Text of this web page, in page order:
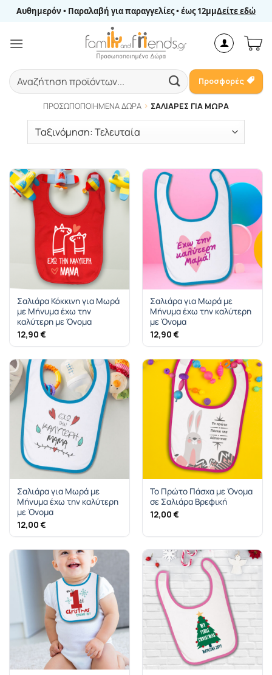
Μετάβαση
περιεχόμενο
Αυθημερόν • Παραλαβή για παραγγελίες • έως 12μμΔείτε εδώ
Αναζήτηση
για:
Προσφορές
ΠΡΟΣΩΠΟΠΟΙΗΜΈΝΑ ΔΏΡΑ ΣΑΛΙΆΡΕΣ ΓΙΑ ΜΩΡΆ
Σαλιάρα Κόκκινη για Μωρά
με Μήνυμα έχω την
καλύτερη με Όνομα
12,90 €
Σαλιάρα για Μωρά με
Μήνυμα έχω την καλύτερη
με Όνομα
12,90 €
Σαλιάρα για Μωρά με
Μήνυμα έχω την καλύτερη
με Όνομα
12,00 €
Το Πρώτο Πάσχα με Όνομα
σε Σαλιάρα Βρεφική
12,00 €